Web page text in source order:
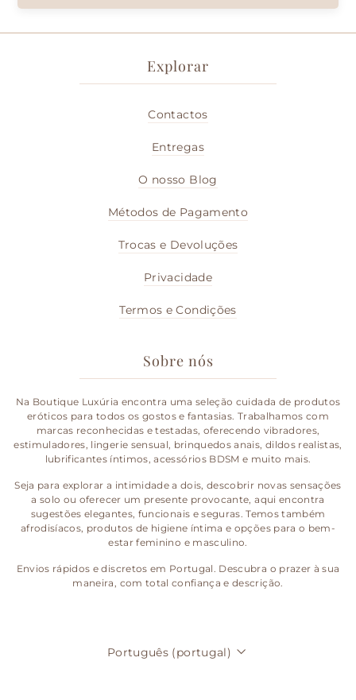
Explorar
Contactos
Entregas
O nosso Blog
Métodos de Pagamento
Trocas e Devoluções
Privacidade
Termos e Condições
Sobre nós
Na Boutique Luxúria encontra uma seleção cuidada de produtos
eróticos para todos os gostos e fantasias. Trabalhamos com
marcas reconhecidas e testadas, oferecendo vibradores,
estimuladores, lingerie sensual, brinquedos anais, dildos realistas,
lubrificantes íntimos, acessórios BDSM e muito mais.
Seja para explorar a intimidade a dois, descobrir novas sensações
a solo ou oferecer um presente provocante, aqui encontra
sugestões elegantes, funcionais e seguras. Temos também
afrodisíacos, produtos de higiene íntima e opções para o bem-
estar feminino e masculino.
Envios rápidos e discretos em Portugal. Descubra o prazer à sua
maneira, com total confiança e descrição.
Idioma
Português (portugal)